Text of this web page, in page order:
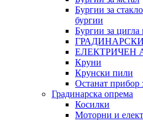
Бургии за
бургии
Бургии за цигла
ЕЛЕКТРИЧЕН
Круни
Крунски пили
Останат прибор
Градинарска опрема
Косилки
Моторни и